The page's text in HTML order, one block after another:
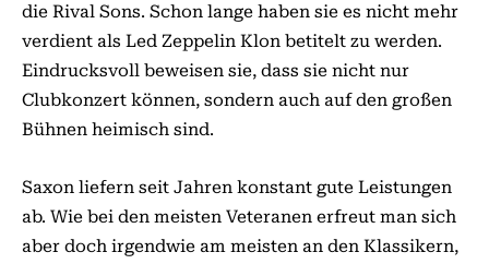
die Rival Sons. Schon lange haben sie es nicht mehr
verdient als Led Zeppelin Klon betitelt zu werden.
Eindrucksvoll beweisen sie, dass sie nicht nur
Clubkonzert können, sondern auch auf den großen
Bühnen heimisch sind.
Saxon liefern seit Jahren konstant gute Leistungen
ab. Wie bei den meisten Veteranen erfreut man sich
aber doch irgendwie am meisten an den Klassikern,